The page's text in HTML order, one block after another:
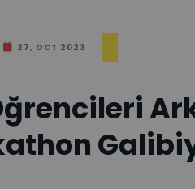
27, OCT 2023